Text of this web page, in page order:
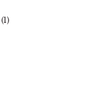
(1)